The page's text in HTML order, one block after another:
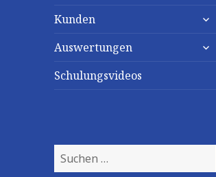
Kunden
Auswertungen
Schulungsvideos
Suchen
nach: